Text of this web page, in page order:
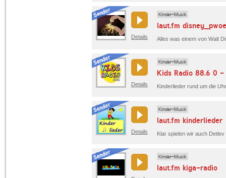
Details
Kinder-Musik
laut.fm
Alles was einem von Walt
Details
Kinder-Musik
Kids Radio 88.6 0 -
Kinderlieder rund um die
Details
Kinder-Musik
laut.fm kinderlieder
Kinder-Musik
laut.fm kiga-radio